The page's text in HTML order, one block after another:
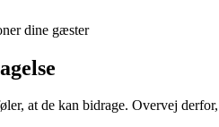
dine gæster
at de kan bidrage. Overvej